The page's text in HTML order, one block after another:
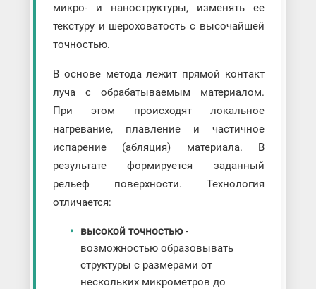
микро- и наноструктуры, изменять ее
текстуру и шероховатость с высочайшей
точностью.
В основе метода лежит прямой контакт
луча с обрабатываемым материалом.
При этом происходят локальное
нагревание, плавление и частичное
испарение (абляция) материала. В
результате формируется заданный
рельеф поверхности. Технология
отличается:
высокой точностью-
возможностью образовывать
структуры с размерами от
нескольких микрометров до